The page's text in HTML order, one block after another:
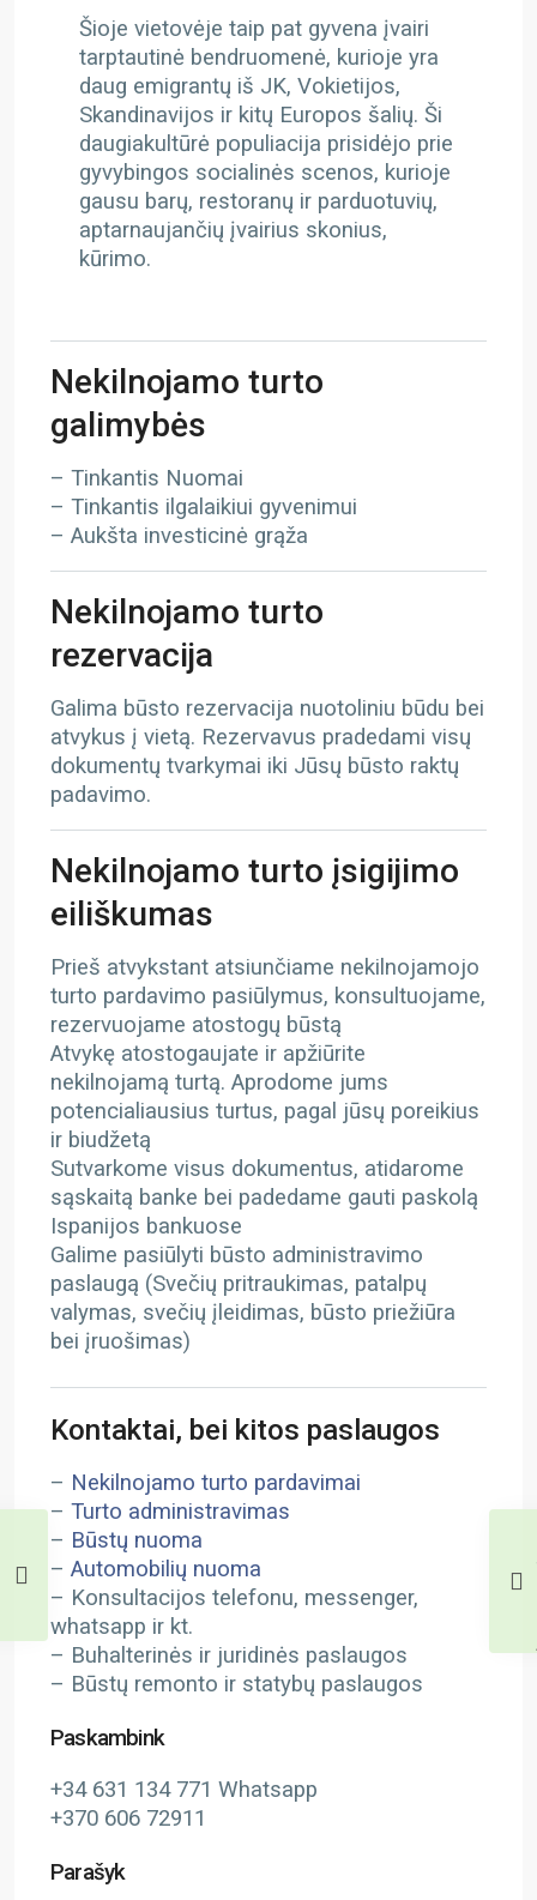
Šioje vietovėje taip pat gyvena įvairi
tarptautinė bendruomenė, kurioje yra
daug emigrantų iš JK, Vokietijos,
Skandinavijos ir kitų Europos šalių. Ši
daugiakultūrė populiacija prisidėjo prie
gyvybingos socialinės scenos, kurioje
gausu barų, restoranų ir parduotuvių,
aptarnaujančių įvairius skonius,
kūrimo.
Nekilnojamo turto
galimybės
– Tinkantis Nuomai
– Tinkantis ilgalaikiui gyvenimui
– Aukšta investicinė grąža
Nekilnojamo turto
rezervacija
Galima būsto rezervacija nuotoliniu būdu bei
atvykus į vietą. Rezervavus pradedami visų
dokumentų tvarkymai iki Jūsų būsto raktų
padavimo.
Nekilnojamo turto įsigijimo
eiliškumas
Prieš atvykstant atsiunčiame nekilnojamojo
turto pardavimo pasiūlymus, konsultuojame,
rezervuojame atostogų būstą
Atvykę atostogaujate ir apžiūrite
nekilnojamą turtą. Aprodome jums
potencialiausius turtus, pagal jūsų poreikius
ir biudžetą
Sutvarkome visus dokumentus, atidarome
sąskaitą banke bei padedame gauti paskolą
Ispanijos bankuose
Galime pasiūlyti būsto administravimo
paslaugą (Svečių pritraukimas, patalpų
valymas, svečių įleidimas, būsto priežiūra
bei įruošimas)
Kontaktai, bei kitos paslaugos
– Nekilnojamo turto pardavimai
– Turto administravimas
– Būstų nuoma
– Automobilių nuoma
– Konsultacijos telefonu, messenger,
whatsapp ir kt.
– Buhalterinės ir juridinės paslaugos
– Būstų remonto ir statybų paslaugos
Paskambink
+34 631 134 771 Whatsapp
+370 606 72911
Parašyk